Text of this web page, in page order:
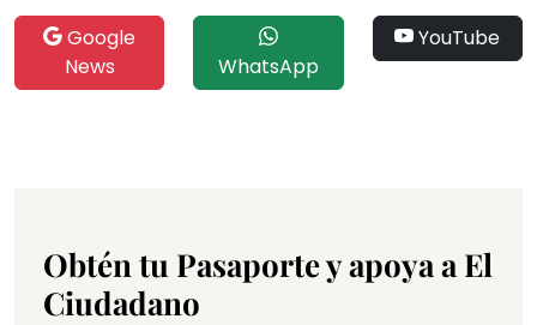
Google
News
WhatsApp
YouTube
Obtén tu Pasaporte y apoya a El
Ciudadano